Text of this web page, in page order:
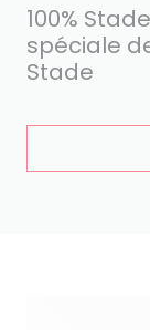
100%
spéciale
Stade